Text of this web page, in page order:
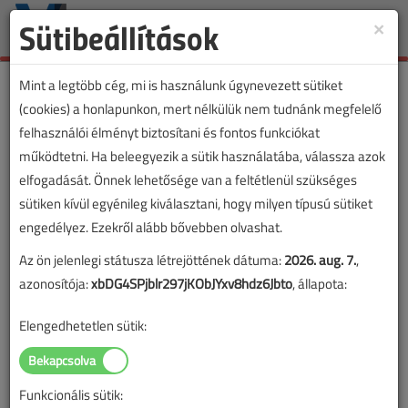
Toggle
×
Sütibeállítások
Mint a legtöbb cég, mi is használunk úgynevezett sütiket
(cookies) a honlapunkon, mert nélkülük nem tudnánk megfelelő
felhasználói élményt biztosítani és fontos funkciókat
működtetni. Ha beleegyezik a sütik használatába, válassza azok
elfogadását. Önnek lehetősége van a feltétlenül szükséges
sütiken kívül egyénileg kiválasztani, hogy milyen típusú sütiket
engedélyez. Ezekről alább bővebben olvashat.
Az ön jelenlegi státusza létrejöttének dátuma:2026. aug. 7.,
azonosítója:xbDG4SPjblr297jKObJYxv8hdz6Jbto, állapota:
Elengedhetetlen sütik:
Funkcionális sütik: